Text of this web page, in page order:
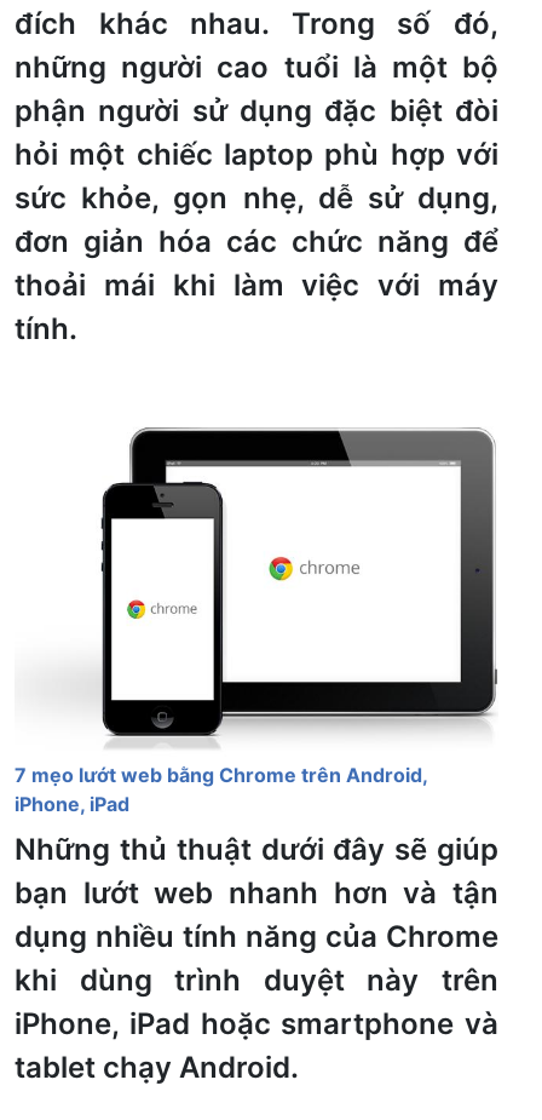
đích khác nhau. Trong số đó,
những người cao tuổi là một bộ
phận người sử dụng đặc biệt đòi
hỏi một chiếc laptop phù hợp với
sức khỏe, gọn nhẹ, dễ sử dụng,
đơn giản hóa các chức năng để
thoải mái khi làm việc với máy
tính.
7 mẹo lướt web bằng Chrome trên Android,
iPhone, iPad
Những thủ thuật dưới đây sẽ giúp
bạn lướt web nhanh hơn và tận
dụng nhiều tính năng của Chrome
khi dùng trình duyệt này trên
iPhone, iPad hoặc smartphone và
tablet chạy Android.